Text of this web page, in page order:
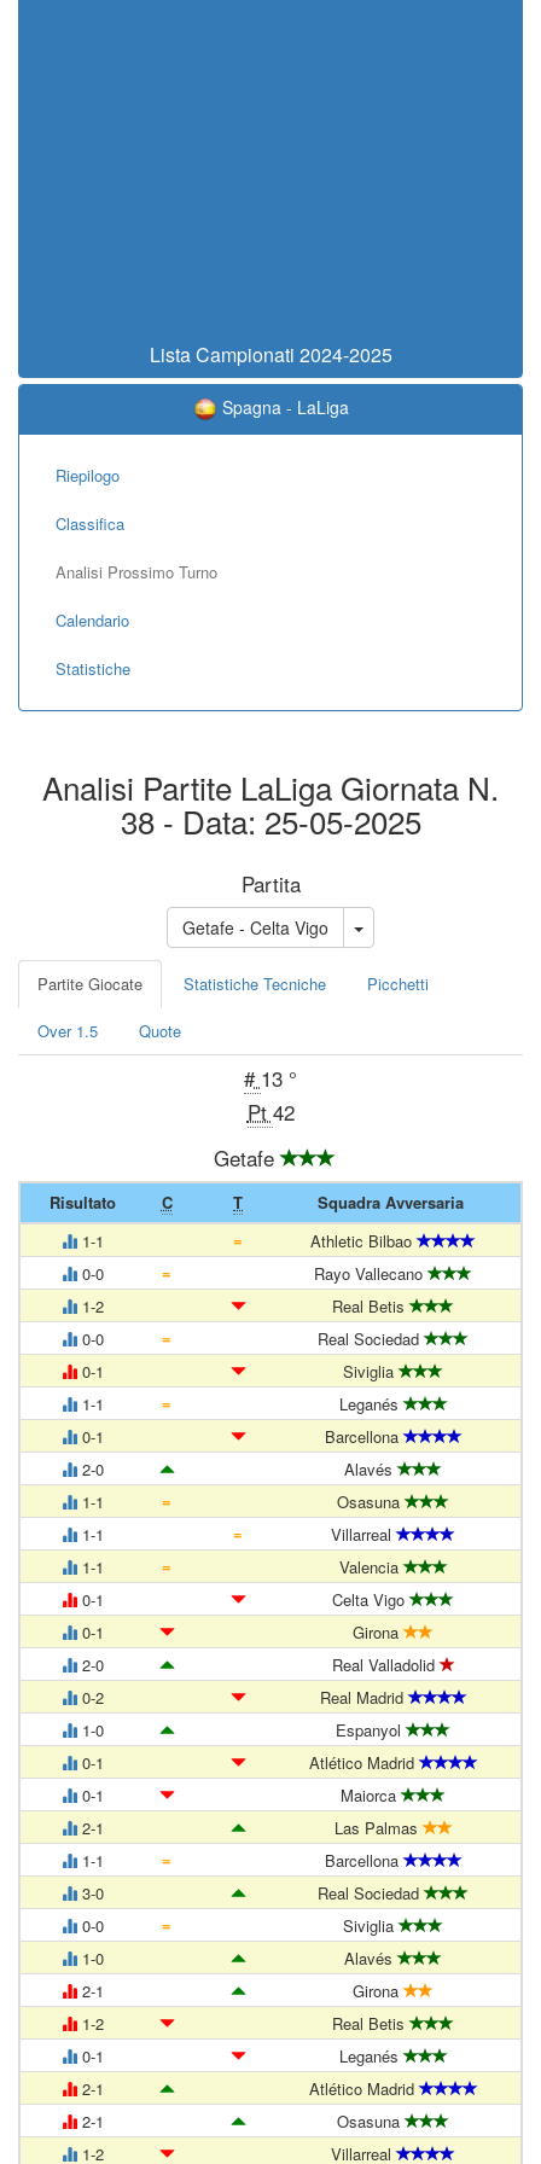
Lista Campionati 2024-2025
Spagna - LaLiga
Riepilogo
Classifica
Analisi Prossimo Turno
Calendario
Statistiche
Analisi Partite LaLiga Giornata N.
38 - Data: 25-05-2025
Partita
Getafe - Celta Vigo
Partite Giocate Statistiche Tecniche Picchetti
Over 1.5 Quote
# 13 °
Pt 42
Getafe
Risultato C T
Squadra Avversaria
1-1
=
Athletic Bilbao
0-0
=
Rayo Vallecano
1-2
Real Betis
0-0
=
Real Sociedad
0-1
Siviglia
1-1
=
Leganés
0-1
Barcellona
2-0
Alavés
1-1
=
Osasuna
1-1
=
Villarreal
1-1
=
Valencia
0-1
Celta Vigo
0-1
Girona
2-0
Real Valladolid
0-2
Real Madrid
1-0
Espanyol
0-1
Atlético Madrid
0-1
Maiorca
2-1
Las Palmas
1-1
=
Barcellona
3-0
Real Sociedad
0-0
=
Siviglia
1-0
Alavés
2-1
Girona
1-2
Real Betis
0-1
Leganés
2-1
Atlético Madrid
2-1
Osasuna
1-2
Villarreal